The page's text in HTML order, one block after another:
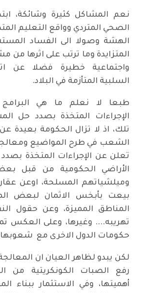
نعم المشاكل كثيرة وشائكة،
الصحي المتردي وواقع التعليم
الهشة وصولا الى الفساد
المتزايدة وما ترتب على اثرها من
واجتماعية خطيرة فضلا عن
السلبية المتأزمة في البلاد.
طبعا لا نعلم ما هي البرامج
الإجراءات المتخذة بصدد حل
تلك، اذ لا تزال الحكومة بعيدة
الشعب في طرح المواضيع
تعلن عن الإجراءات المتخذة بصدد
الأراضي الحكومية من قبل
وميلشياتهم المسلحة، اوعن
بيعت بأبخس الاثمان لبعض
المناطق المميزة، وعن حقول
تهريبه.... وغيرها، وعلى العكس
حكومات الدول الاخرى مع
لكن يبدو لظاهر العيان ان
رفع الصبات الكونكريتية من
أهميتها، وفي الاستثمار ببناء